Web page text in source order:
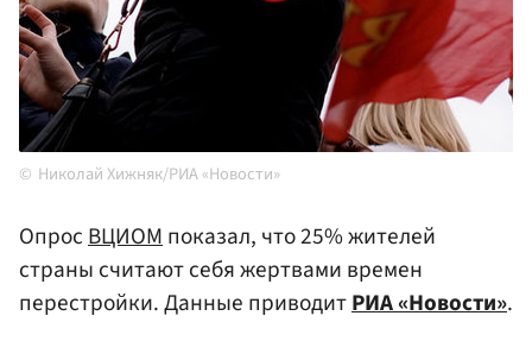
Николай Хижняк/РИА «Новости»
ОпросВЦИОМпоказал, что 25% жителей
страны считают себя жертвами времен
перестройки. Данные приводитРИА «Новости».